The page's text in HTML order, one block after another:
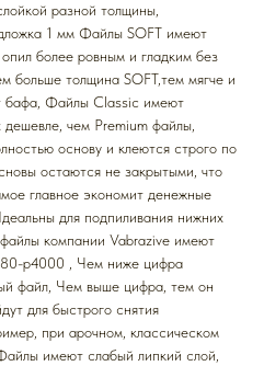
разной толщины,
1 мм Файлы SOFT имеют
более ровным и гладким без
больше толщина SOFT,тем мягче и
бафа, Файлы Classic имеют
чем Premium файлы,
основу и клеются строго по
остаются не закрытыми, что
главное экономит денежные
для подпиливания нижних
компании Vabrazive имеют
р4000 , Чем ниже цифра
файл, Чем выше цифра, тем он
для быстрого снятия
при арочном, классическом
имеют слабый липкий слой,